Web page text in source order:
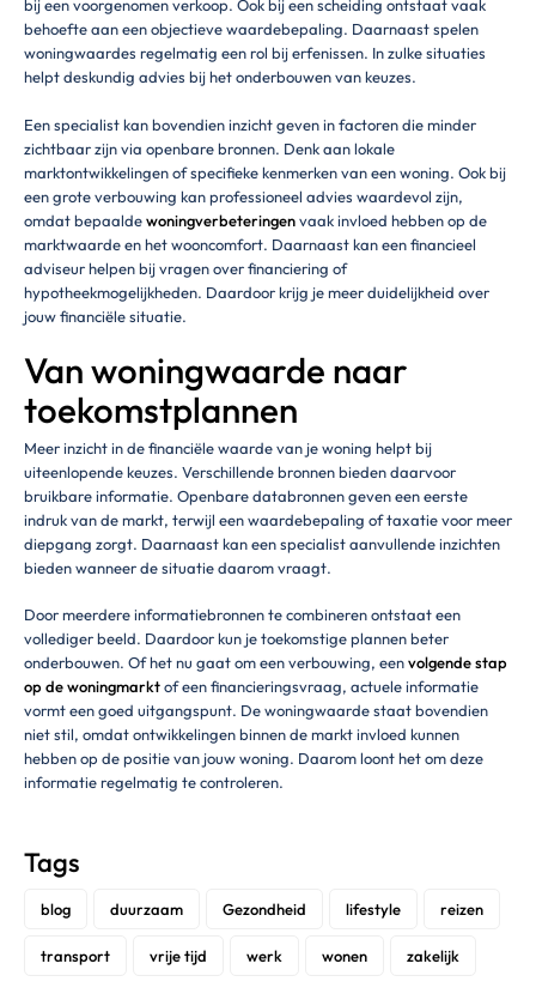
bij een voorgenomen verkoop. Ook bij een scheiding ontstaat vaak
behoefte aan een objectieve waardebepaling. Daarnaast spelen
woningwaardes regelmatig een rol bij erfenissen. In zulke situaties
helpt deskundig advies bij het onderbouwen van keuzes.
Een specialist kan bovendien inzicht geven in factoren die minder
zichtbaar zijn via openbare bronnen. Denk aan lokale
marktontwikkelingen of specifieke kenmerken van een woning. Ook bij
een grote verbouwing kan professioneel advies waardevol zijn,
omdat bepaaldewoningverbeteringenvaak invloed hebben op de
marktwaarde en het wooncomfort. Daarnaast kan een financieel
adviseur helpen bij vragen over financiering of
hypotheekmogelijkheden. Daardoor krijg je meer duidelijkheid over
jouw financiële situatie.
Van woningwaarde naar
toekomstplannen
Meer inzicht in de financiële waarde van je woning helpt bij
uiteenlopende keuzes. Verschillende bronnen bieden daarvoor
bruikbare informatie. Openbare databronnen geven een eerste
indruk van de markt, terwijl een waardebepaling of taxatie voor meer
diepgang zorgt. Daarnaast kan een specialist aanvullende inzichten
bieden wanneer de situatie daarom vraagt.
Door meerdere informatiebronnen te combineren ontstaat een
vollediger beeld. Daardoor kun je toekomstige plannen beter
onderbouwen. Of het nu gaat om een verbouwing, eenvolgende stap
op de woningmarktof een financieringsvraag, actuele informatie
vormt een goed uitgangspunt. De woningwaarde staat bovendien
niet stil, omdat ontwikkelingen binnen de markt invloed kunnen
hebben op de positie van jouw woning. Daarom loont het om deze
informatie regelmatig te controleren.
Tags
blog duurzaam Gezondheid lifestyle reizen
transport vrije tijd werk wonen zakelijk